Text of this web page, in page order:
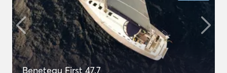
Beneteau First 47.7